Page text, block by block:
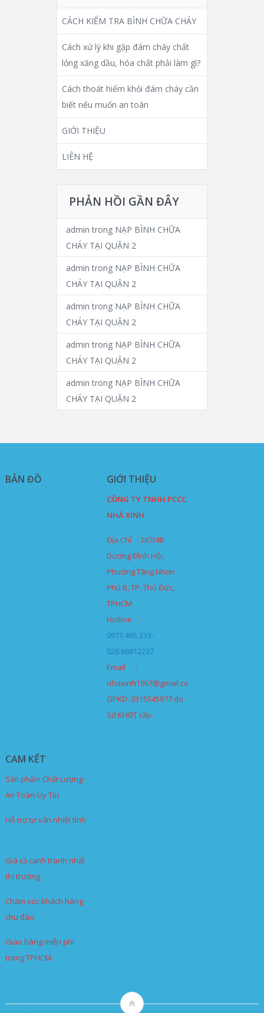
CÁCH KIỂM TRA BÌNH CHỮA CHÁY
Cách xử lý khi gặp đám cháy chất
lỏng xăng dầu, hóa chất phải làm gì?
Cách thoát hiểm khỏi đám cháy cần
biết nếu muốn an toàn
GIỚI THIỆU
LIÊN HỆ
PHẢN HỒI GẦN ĐÂY
admin trong NẠP BÌNH CHỮA
CHÁY TẠI QUẬN 2
admin trong NẠP BÌNH CHỮA
CHÁY TẠI QUẬN 2
admin trong NẠP BÌNH CHỮA
CHÁY TẠI QUẬN 2
admin trong NẠP BÌNH CHỮA
CHÁY TẠI QUẬN 2
admin trong NẠP BÌNH CHỮA
CHÁY TẠI QUẬN 2
BẢN ĐỒ GIỚI THIỆU
CÔNG TY TNHH PCCC
NHÀ XINH
Địa Chỉ : 267/4B
Dương Đình Hội,
Phường Tăng Nhơn
Phú B, TP. Thủ Đức,
TPHCM
Hotline :
0973.495.313-
028.66812237
Email :
nhaxinh1907@gmail.com
GPKD: 0315545977 do
Sở KHĐT cấp
CAM KẾT
Sản phẩm Chất Lượng-
An Toàn-Uy Tín
Hỗ trợ tư vấn nhiệt tình
.
Giá cả cạnh tranh nhất
thị trường
Chăm sóc khách hàng
chu đáo.
Giao hàng miễn phí
trong TPHCM.